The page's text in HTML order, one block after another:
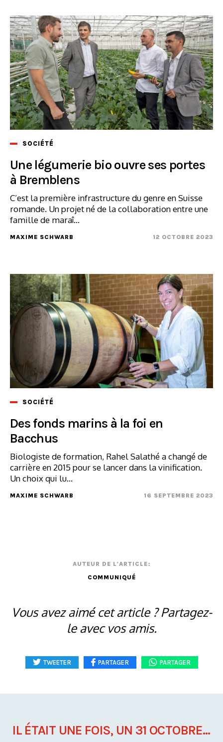
SOCIÉTÉ
Une légumerie bio ouvre ses portes
à Bremblens
C’est la première infrastructure du genre en Suisse
romande. Un projet né de la collaboration entre une
famille de maraî...
MAXIME SCHWARB 12 OCTOBRE 2023
SOCIÉTÉ
Des fonds marins à la foi en
Bacchus
Biologiste de formation, Rahel Salathé a changé de
carrière en 2015 pour se lancer dans la vinification.
Un choix qui lu...
MAXIME SCHWARB 16 SEPTEMBRE 2023
AUTEUR DE L'ARTICLE:
COMMUNIQUÉ
Vous avez aimé cet article ? Partagez-
le avec vos amis.
TWEETER PARTAGER PARTAGER
IL ÉTAIT UNE FOIS, UN 31 OCTOBRE...